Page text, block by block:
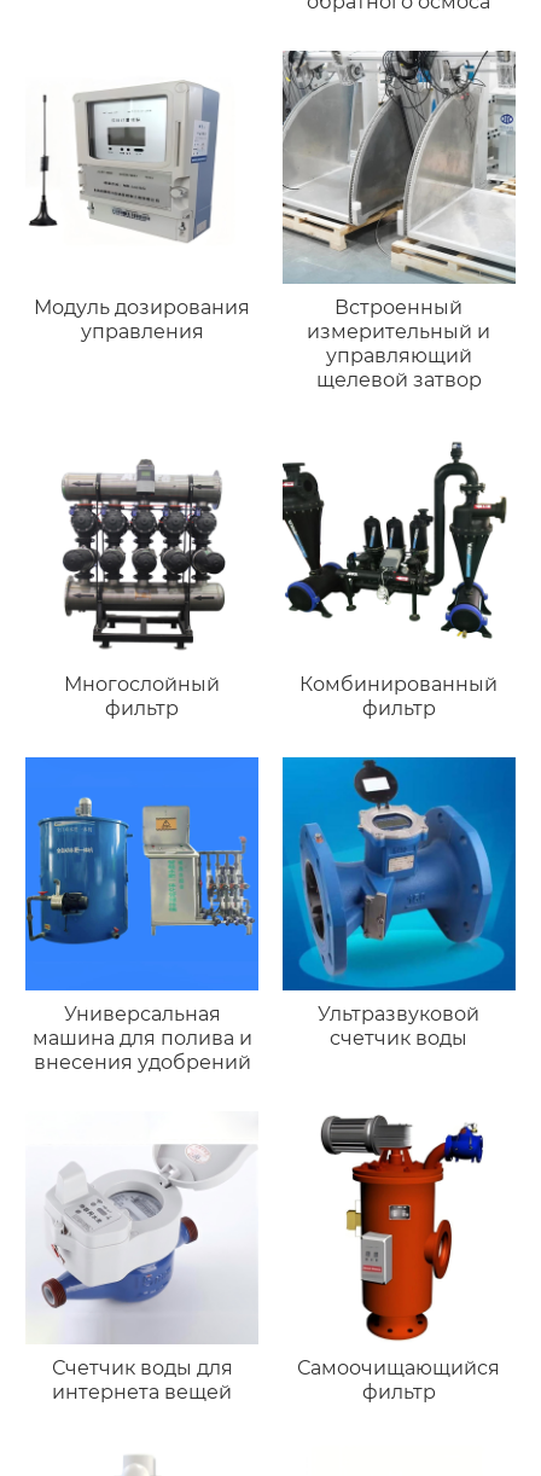
Модуль дозирования
управления
Встроенный
измерительный и
управляющий
щелевой затвор
Многослойный
фильтр
Комбинированный
фильтр
Универсальная
машина для полива и
внесения удобрений
Ультразвуковой
счетчик воды
Счетчик воды для
интернета вещей
Самоочищающийся
фильтр